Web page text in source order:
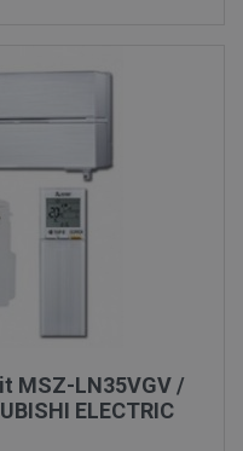
MSZ-LN35VGV /
ELECTRIC